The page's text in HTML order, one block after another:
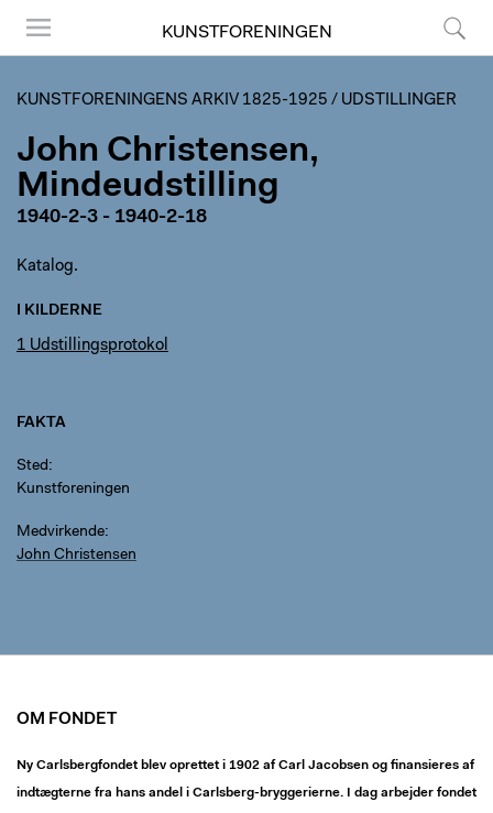
KUNSTFORENINGEN
KUNSTFORENINGENS ARKIV 1825-1925 / UDSTILLINGER
John Christensen,
Mindeudstilling
1940-2-3 - 1940-2-18
Katalog.
I KILDERNE
1 Udstillingsprotokol
FAKTA
Sted
Kunstforeningen
Medvirkende
John Christensen
OM FONDET
Ny Carlsbergfondet blev oprettet i 1902 af Carl Jacobsen og finansieres af
indtægterne fra hans andel i Carlsberg-bryggerierne. I dag arbejder fondet